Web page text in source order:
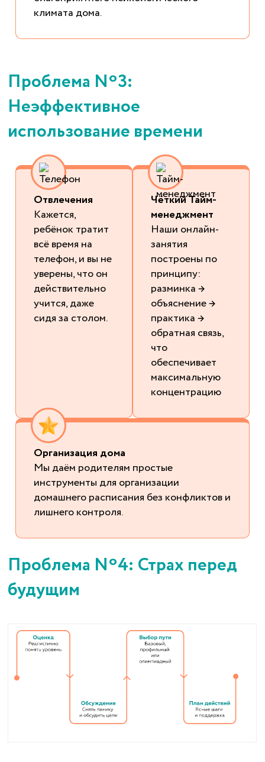
климата дома.
Проблема Nº3:
Неэффективное
использование времени
Отвлечения
Кажется,
ребёнок тратит
всё время на
телефон, и вы не
уверены, что он
действительно
учится, даже
сидя за столом.
Чёткий Тайм-
менеджмент
Наши онлайн-
занятия
построены по
принципу:
разминка →
объяснение →
практика →
обратная связь,
что
обеспечивает
максимальную
концентрацию
Организация дома
Мы даём родителям простые
инструменты для организации
домашнего расписания без конфликтов и
лишнего контроля.
Проблема Nº4: Страх перед
будущим